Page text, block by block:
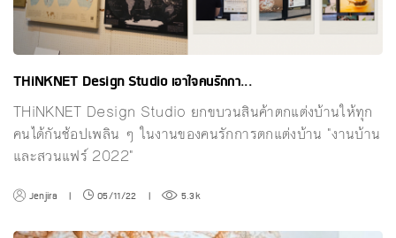
THiNKNET Design Studio เอาใจคนรักกา...
THiNKNET Design Studio ยกขบวนสินค้าตกแต่งบ้านให้ทุก
คนได้กันช้อปเพลิน ๆ ในงานของคนรักการตกแต่งบ้าน "งานบ้าน
และสวนแฟร์ 2022"
Jenjira | 05/11/22 | 5.3k